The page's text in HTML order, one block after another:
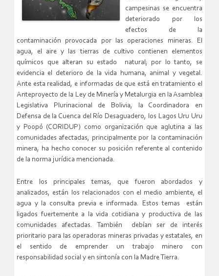
campesinas se encuentra
deteriorado por los
efectos de la
contaminación provocada por las operaciones mineras. El
agua, el aire y las tierras de cultivo contienen elementos
químicos que alteran su estado natural; por lo tanto, se
evidencia el deterioro de la vida humana, animal y vegetal.
Ante esta realidad, e informadas de que está en tratamiento el
Anteproyecto de la Ley de Minería y Metalurgia en la Asamblea
Legislativa Plurinacional de Bolivia, la Coordinadora en
Defensa de la Cuenca del Río Desaguadero, los Lagos Uru Uru
y Poopó (CORIDUP) como organización que aglutina a las
comunidades afectadas, principalmente por la contaminación
minera, ha hecho conocer su posición referente al contenido
de la norma jurídica mencionada.
Entre los principales temas, que fueron abordados y
analizados, están los relacionados con el medio ambiente, el
agua y la consulta previa e informada. Estos temas están
ligados fuertemente a la vida cotidiana y productiva de las
comunidades afectadas. También debían ser de interés
prioritario para las operadoras mineras privadas y estatales, en
el sentido de emprender un trabajo minero con
responsabilidad social y en sintonía con la Madre Tierra.